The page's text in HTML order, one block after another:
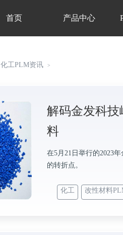
首页 产品中心
化工PLM资讯 >
解码金发科
料
在5月21日举行的2023
的转折点。
化工 改性材料